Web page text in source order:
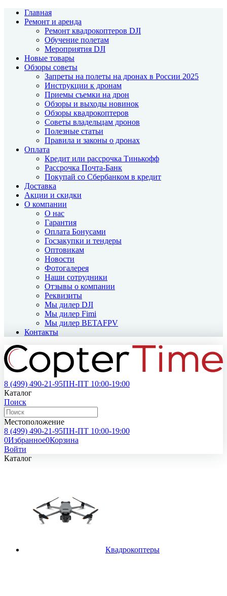
Главная
Ремонт и аренда
Ремонт квадрокоптеров DJI
Обучение полетам
Мероприятия DJI
Новые товары
Обзоры советы
Запреты на полеты на дронах в России 2025
Инструкции к дронам
Приемы съемки на дрон
Обзоры и выходы новинок
Обзоры квадрокоптеров
Советы владельцам дронов
Полезные статьи
Правила и законы о дронах
Оплата
Кредит или рассрочка Тинькофф
Рассрочка Почта-Банк
Покупай со Сбербанком в кредит
Доставка
Акции и скидки
О компании
О нас
Гарантия
Оплата Бонусами
Госзакупки и тендеры
Оптовикам
Новости
Фотогалерея
Наши сотрудники
Отзывы о компании
Реквизиты
Мы дилер DJI
Мы дилер Fimi
Мы дилер BETAFPV
Контакты
8 (499) 490-21-95ПН-ПТ 10:00-19:00
Каталог
Поиск
Местоположение
8 (499) 490-21-95ПН-ПТ 10:00-19:00
0Избранное0Корзина
Войти
Каталог
Квадрокоптеры